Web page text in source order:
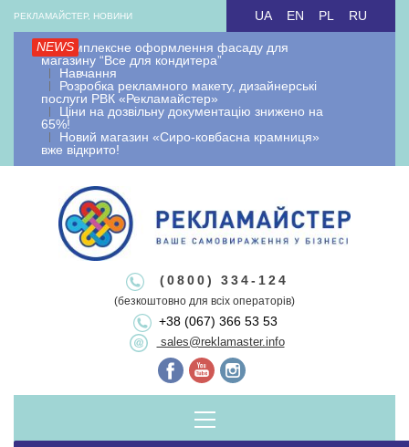
Skip
content
РЕКЛАМАЙСТЕР, НОВИНИ
NEWSКомплексне оформлення фасаду для
магазину “Все для кондитера”
Навчання
Розробка рекламного макету, дизайнерські
послуги РВК «Рекламайстер»
Ціни на дозвільну документацію знижено на
65%!
Новий магазин «Сиро-ковбасна крамниця»
вже відкрито!
UA EN PL RU
Рекламайстер.
Рекламно-
виробнича
компанія.
Рекламайстер це: виробництво зовнішньої реклами, рекламні
вивіски лайтбокси, об'ємні букви, виносна реклама, штендери.
Виготовлення рекламоносіїв будь якої складності. Виготовляємо
рекламні конструкції під ключ. Оформлення документації та
дозволу на зовнішню рекламу.
(0800) 334-124
(безкоштовно для всіх операторів)
+38 (067) 366 53 53
sales@reklamaster.info
Menu